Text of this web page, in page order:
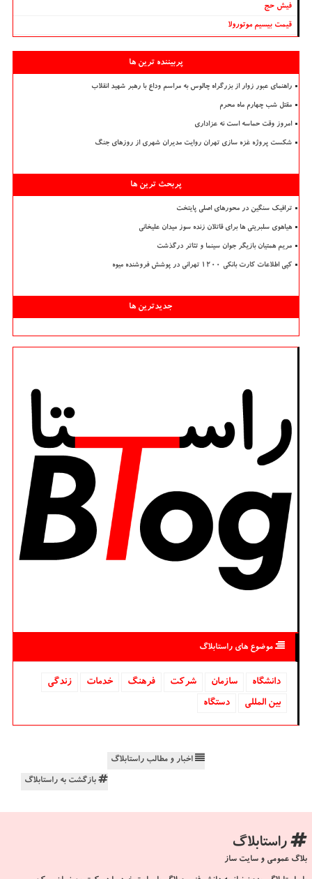
فیش حج
قیمت بیسیم موتورولا
پربیننده ترین ها
راهنمای عبور زوار از بزرگراه چالوس به مراسم وداع با رهبر شهید انقلاب
مقتل شب چهارم ماه محرم
امروز وقت حماسه است نه عزاداری
شکست پروژه غزه سازی تهران روایت مدیران شهری از روزهای جنگ
پربحث ترین ها
ترافیک سنگین در محورهای اصلی پایتخت
هیاهوی سلبریتی ها برای قاتلان زنده سوز میدان علیخانی
مریم همتیان بازیگر جوان سینما و تئاتر درگذشت
کپی اطلاعات کارت بانکی ۱۲۰۰ تهرانی در پوشش فروشنده میوه
جدیدترین ها
موضوع های راستابلاگ
دانشگاه‌ سازمان شركت فرهنگ خدمات
زندگی
بین المللی
دستگاه
اخبار و مطالب راستابلاگ
بازگشت به راستابلاگ
راستابلاگ
بلاگ عمومی و سایت ساز